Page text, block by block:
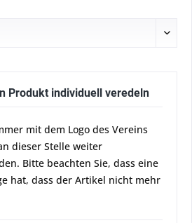
Produkt individuell veredeln
mit dem Logo des Vereins
dieser Stelle weiter
Bitte beachten Sie, dass eine
hat, dass der Artikel nicht mehr